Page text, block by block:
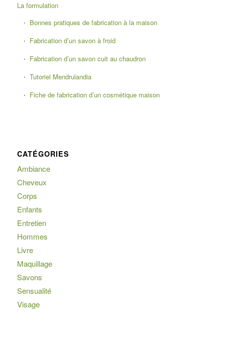
La formulation
Bonnes pratiques de fabrication à la maison
Fabrication d’un savon à froid
Fabrication d’un savon cuit au chaudron
Tutoriel Mendrulandia
Fiche de fabrication d’un cosmétique maison
CATÉGORIES
Ambiance
Cheveux
Corps
Enfants
Entretien
Hommes
Livre
Maquillage
Savons
Sensualité
Visage